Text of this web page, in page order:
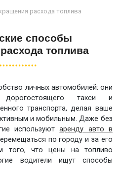
расхода топлива
способы
топлива
личных автомобилей: они
такси и
транспорта, делая ваше
и мобильным. Даже без
используютаренду авто в
по городу и за его
того, что цены на топливо
водители ищут способы